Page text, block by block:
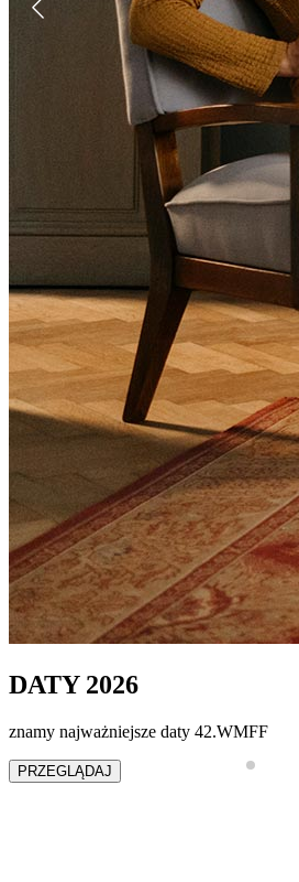
DATY 2026
znamy najważniejsze daty 42.WMFF
PRZEGLĄDAJ